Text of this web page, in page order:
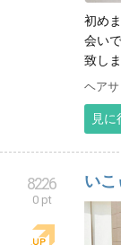
初め
会い
致しま
ヘア
見に
8226
0 pt
いこ